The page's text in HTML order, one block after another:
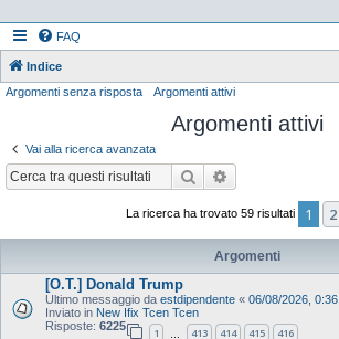
FAQ
Indice
Argomenti senza risposta Argomenti attivi
Argomenti attivi
Vai alla ricerca avanzata
Cerca
La ricerca ha trovato 59 risultati 1 2
Argomenti
[O.T.] Donald Trump
Ultimo messaggio da estdipendente « 06/08/2026, 0:36
Inviato in New Ifix Tcen Tcen
Risposte: 6225
1 413 414 415 416